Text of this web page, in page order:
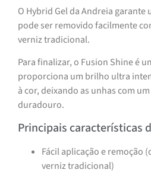
O Hybrid Gel da Andreia garante
pode ser removido facilmente
verniz tradicional.
Para finalizar, o Fusion Shine é
proporciona um brilho ultra
à cor, deixando as unhas com
duradouro.
Principais características
Fácil aplicação e remoção
verniz tradicional)